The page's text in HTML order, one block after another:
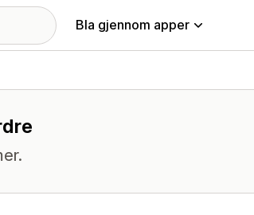
Bla gjennom apper